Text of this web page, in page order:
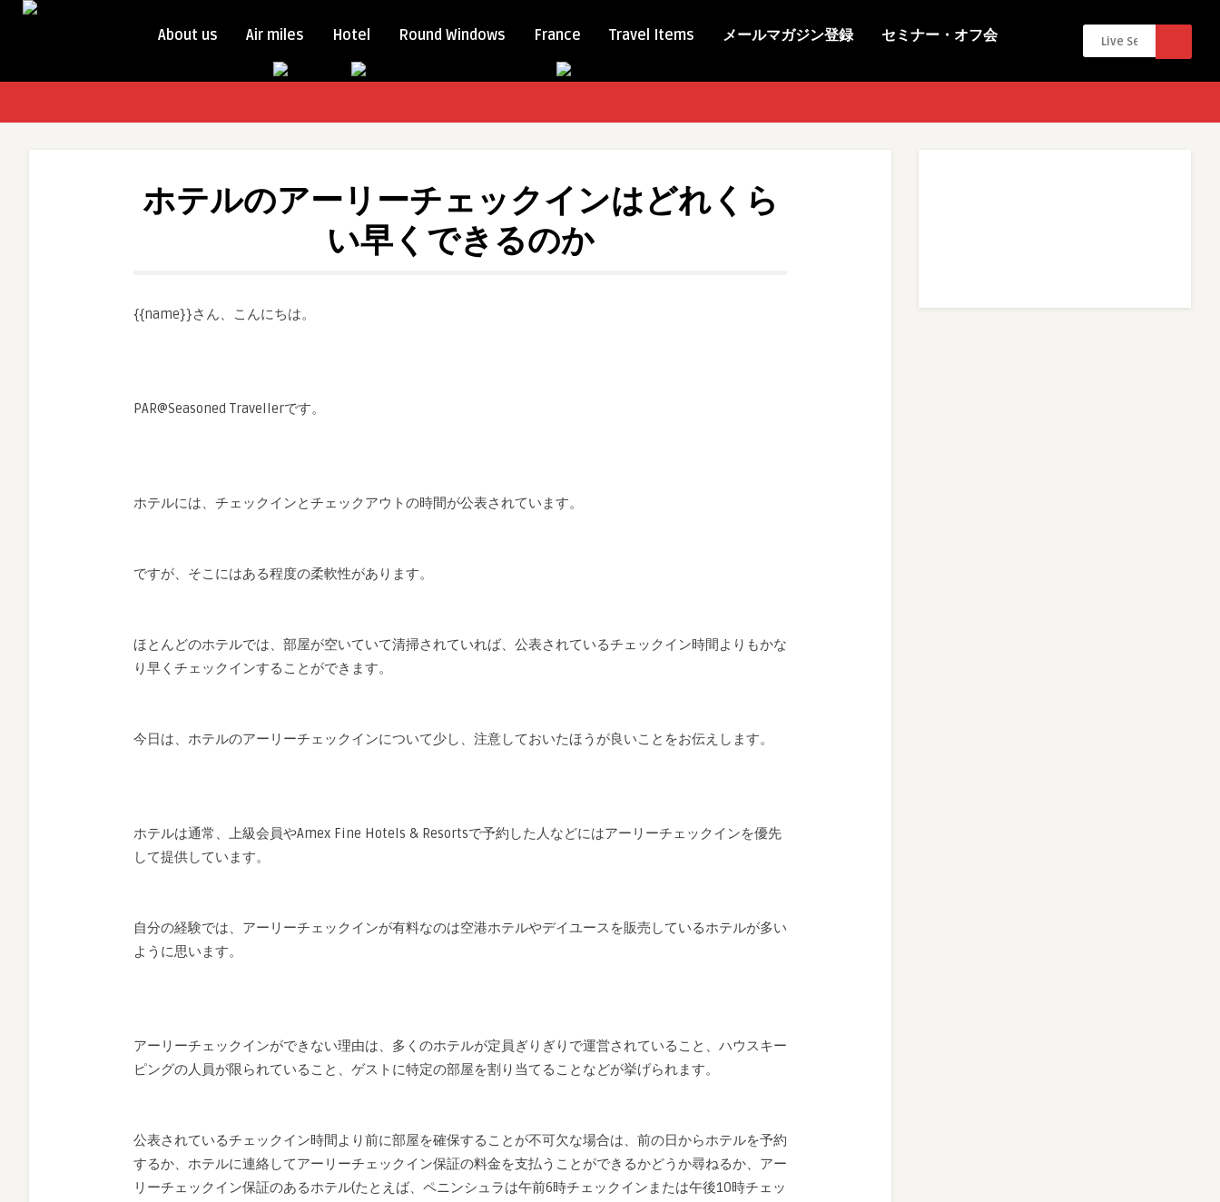
About us Air miles Hotel Round Windows France Travel Items メールマガジン登録 セミナー・オフ会
ホテルのアーリーチェックインはどれくら
い早くできるのか
{{name}}さん、こんにちは。
PAR@Seasoned Travellerです。
ホテルには、チェックインとチェックアウトの時間が公表されています。
ですが、そこにはある程度の柔軟性があります。
ほとんどのホテルでは、部屋が空いていて清掃されていれば、公表されているチェックイン時間よりもかな
り早くチェックインすることができます。
今日は、ホテルのアーリーチェックインについて少し、注意しておいたほうが良いことをお伝えします。
ホテルは通常、上級会員やAmex Fine Hotels & Resortsで予約した人などにはアーリーチェックインを優先
して提供しています。
自分の経験では、アーリーチェックインが有料なのは空港ホテルやデイユースを販売しているホテルが多い
ように思います。
アーリーチェックインができない理由は、多くのホテルが定員ぎりぎりで運営されていること、ハウスキー
ピングの人員が限られていること、ゲストに特定の部屋を割り当てることなどが挙げられます。
公表されているチェックイン時間より前に部屋を確保することが不可欠な場合は、前の日からホテルを予約
するか、ホテルに連絡してアーリーチェックイン保証の料金を支払うことができるかどうか尋ねるか、アー
リーチェックイン保証のあるホテル(たとえば、ペニンシュラは午前6時チェックインまたは午後10時チェッ